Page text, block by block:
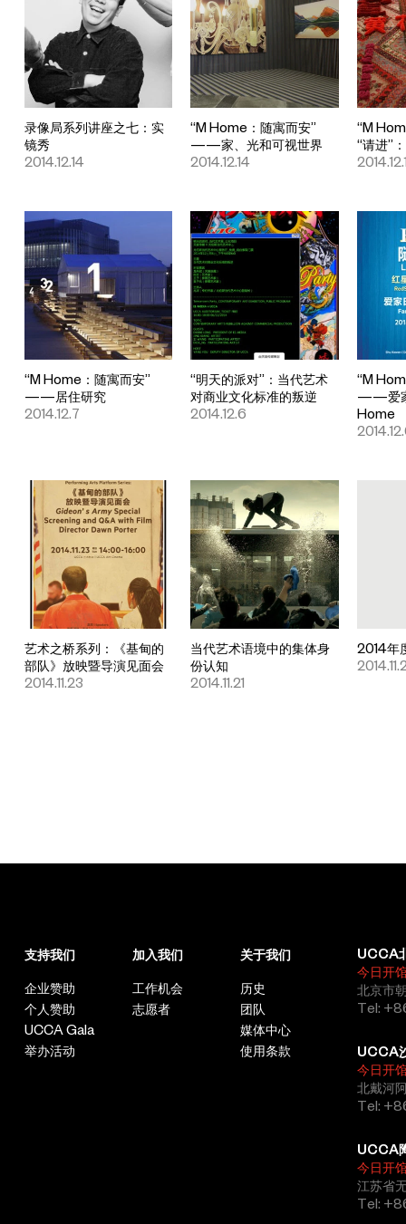
录像局系列讲座之七：实
镜秀
2014.12.14
“M Home：随寓而安”
——家、光和可视世界
2014.12.14
“M
“请进”
“M Home：随寓而安”
——居住研究
2014.12.7
“明天的派对”：当代艺术
对商业文化标准的叛逆
2014.12.6
“M
——爱
Home
艺术之桥系列：《基甸的
部队》放映暨导演见面会
2014.11.23
当代艺术语境中的集体身
份认知
2014.11.21
2014年
支持我们
企业赞助
个人赞助
UCCA Gala
举办活动
加入我们
工作机会
志愿者
关于我们
历史
团队
媒体中心
使用条款
UCCA
今日开
北京市
Tel:
UCCA
今日开
北戴河
Tel:
UCCA
今日开
江苏省
Tel: